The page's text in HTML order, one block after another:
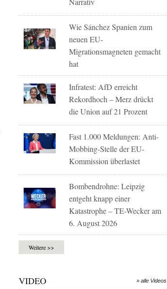
Wie Sánchez Spanien zum
neuen EU-
Migrationsmagneten gemacht
hat
Infratest: AfD erreicht
Rekordhoch – Merz drückt
die Union auf 21 Prozent
Fast 1.000 Meldungen: Anti-
Mobbing-Stelle der EU-
Kommission überlastet
Bombendrohne: Leipzig
entgeht knapp einer
Katastrophe – TE-Wecker am
6. August 2026
Weitere >>
VIDEO » alle Videos